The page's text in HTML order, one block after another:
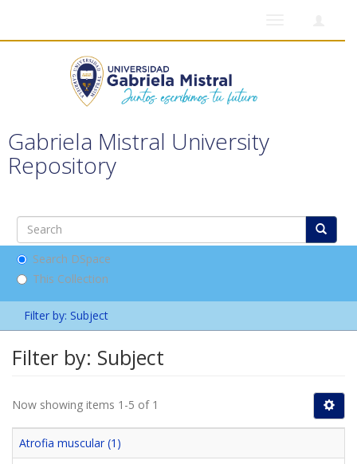
Gabriela Mistral University
Repository
Search DSpace
This Collection
Filter by: Subject
Filter by: Subject
Now showing items 1-5 of 1
Atrofia muscular (1)